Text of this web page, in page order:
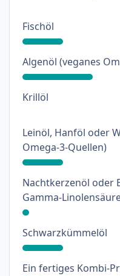
Fischöl: 18%
Algenöl (veganes
Krillöl: 0%
Leinöl, Hanföl oder
Omega-3-Quellen):
Nachtkerzenöl oder
Gamma-
Schwarzkümmelöl:
Ein fertiges Kombi-